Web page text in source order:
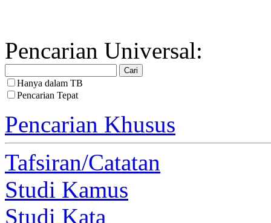
Pencarian Universal:
Hanya dalam TB
Pencarian Tepat
Pencarian Khusus
Tafsiran/Catatan
Studi Kamus
Studi Kata